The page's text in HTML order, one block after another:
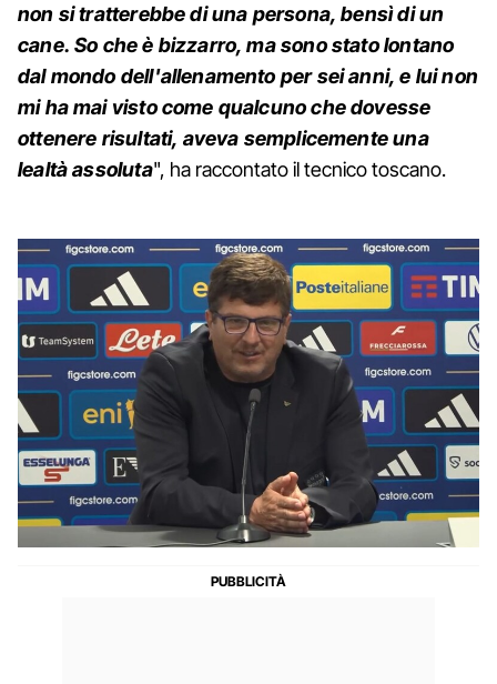
non si tratterebbe di una persona, bensì di un
cane. So che è bizzarro, ma sono stato lontano
dal mondo dell'allenamento per sei anni, e lui non
mi ha mai visto come qualcuno che dovesse
ottenere risultati, aveva semplicemente una
lealtà assoluta", ha raccontato il tecnico toscano.